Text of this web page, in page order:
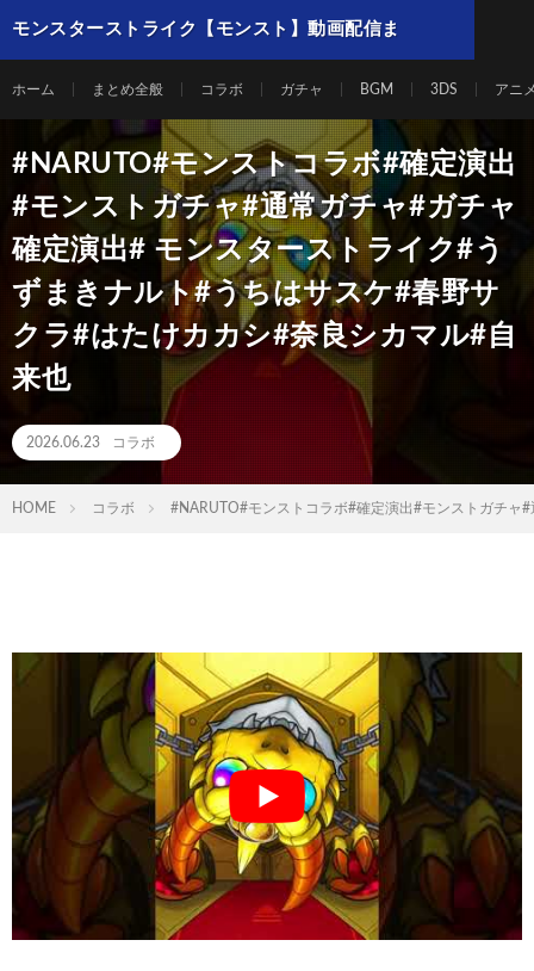
モンスターストライク【モンスト】動画配信ま
ホーム まとめ全般 コラボ ガチャ BGM 3DS アニ
#NARUTO#モンストコラボ#確定演出
#モンストガチャ#通常ガチャ#ガチャ
確定演出# モンスターストライク#う
ずまきナルト#うちはサスケ#春野サ
クラ#はたけカカシ#奈良シカマル#自
来也
2026.06.23 コラボ
HOME コラボ #NARUTO#モンストコラボ#確定演出#モンストガチャ